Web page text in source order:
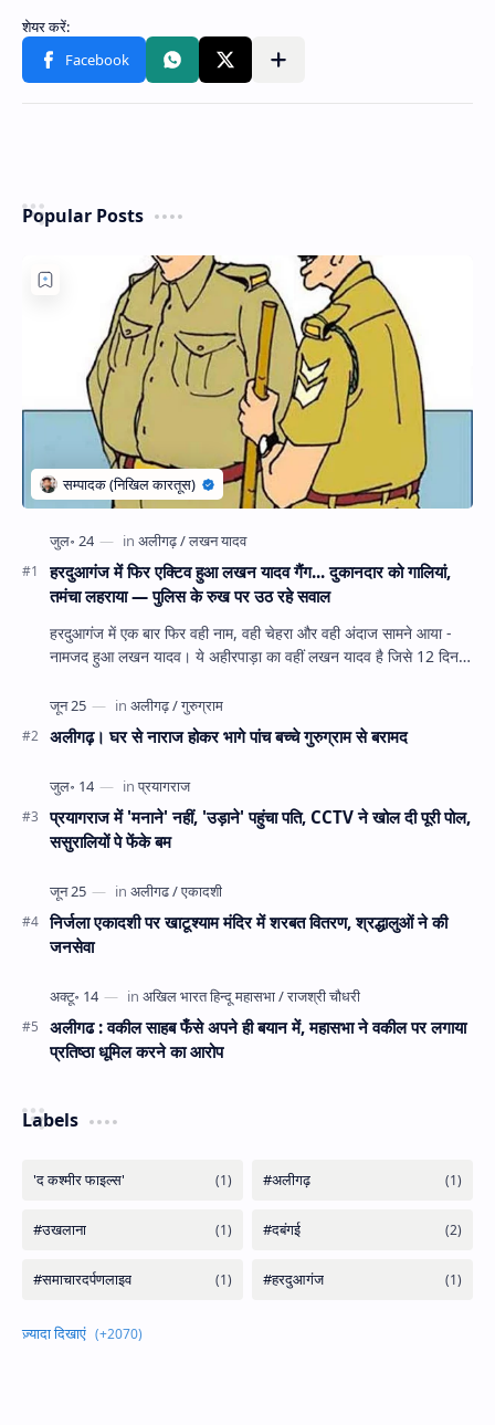
Popular Posts
हरदुआगंज में फिर एक्टिव हुआ लखन यादव गैंग... दुकानदार को गालियां,
तमंचा लहराया — पुलिस के रुख पर उठ रहे सवाल
हरदुआगंज में एक बार फिर वही नाम, वही चेहरा और वही अंदाज सामने आया -
नामजद हुआ लखन यादव। ये अहीरपाड़ा का वहीं लखन यादव है जिसे 12 दिन
अलीगढ़। घर से नाराज होकर भागे पांच बच्चे गुरुग्राम से बरामद
प्रयागराज में 'मनाने' नहीं, 'उड़ाने' पहुंचा पति, CCTV ने खोल दी पूरी पोल,
ससुरालियों पे फेंके बम
निर्जला एकादशी पर खाटूश्याम मंदिर में शरबत वितरण, श्रद्धालुओं ने की
जनसेवा
अलीगढ : वकील साहब फँसे अपने ही बयान में, महासभा ने वकील पर लगाया
प्रतिष्ठा धूमिल करने का आरोप
Labels